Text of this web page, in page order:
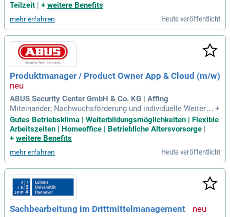
g; Subventioniertes; Fitnessstudio. DEIN PROFIL; Eine abges
n.
Teilzeit | + weitere Benefits
mehr erfahren Heute veröffentlicht
Produktmanager / Product Owner App & Cloud (m/w)
ABUS Security Center GmbH & Co. KG | Affing
Miteinander; Nachwuchsförderung und individuelle Weiterbil
dungsmöglichkeiten; Flexibilität durch Gleitzeitmodell, Hom
eoffice-Regelung; Großzügige betriebliche Altersvorsorge; Bi
stro, Essens- und Getränkeflatrate; Sportprogramme (Beach
+
Gutes Betriebsklima | Weiterbildungsmöglichkeiten | Flexible
Arbeitszeiten | Homeoffice | Betriebliche Altersvorsorge
+ weitere Benefits
mehr erfahren Heute veröffentlicht
Sachbearbeitung im Drittmittelmanagement